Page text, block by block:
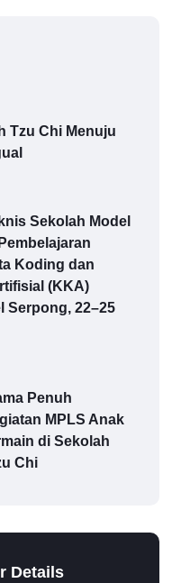
Tzu Chi Menuju
Sekolah Model
Koding dan
(KKA)
Serpong, 22–25
Penuh
MPLS Anak
di Sekolah
Chi
Details